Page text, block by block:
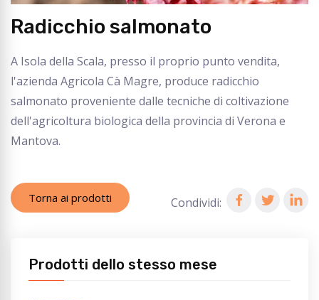
Radicchio salmonato
A Isola della Scala, presso il proprio punto vendita,
l'azienda Agricola Cà Magre, produce radicchio
salmonato proveniente dalle tecniche di coltivazione
dell'agricoltura biologica della provincia di Verona e
Mantova.
Torna ai prodotti Condividi:
Prodotti dello stesso mese